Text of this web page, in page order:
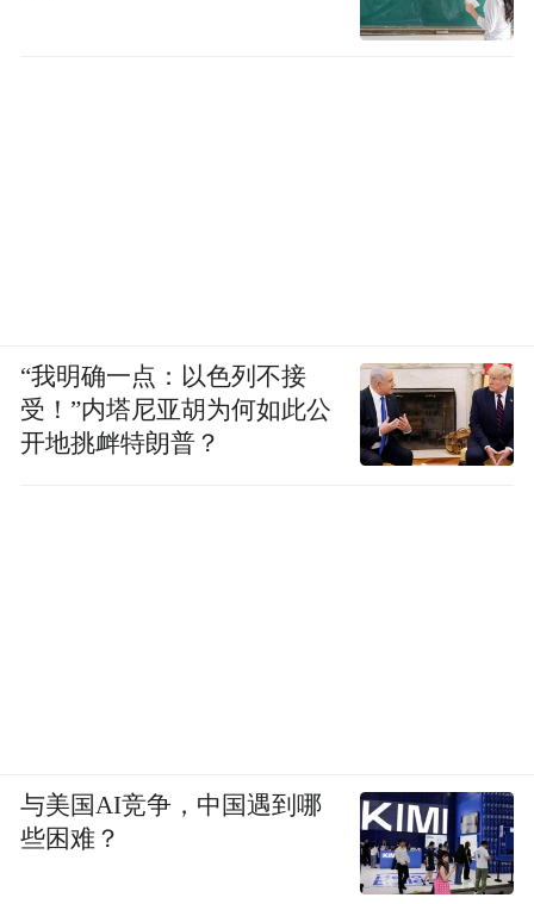
“我明确一点：以色列不接
受！”内塔尼亚胡为何如此公
开地挑衅特朗普？
与美国AI竞争，中国遇到哪
些困难？